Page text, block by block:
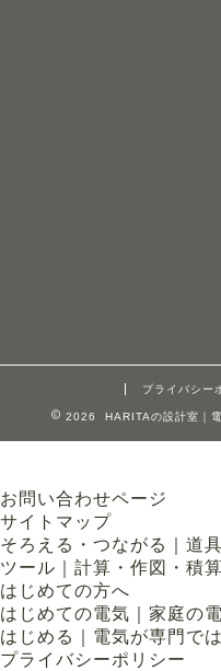
プライバシー
2026 HARITAの設計室｜電
お問い合わせページ
サイトマップ
そろえる・つながる｜道
ツール｜計算・作図・積
はじめての方へ
はじめての電気｜家庭の
はじめる｜電気が専門で
プライバシーポリシー